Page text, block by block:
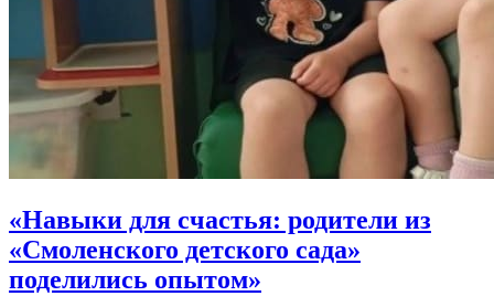
«Навыки для счастья: родители из
«Смоленского детского сада»
поделились опытом»